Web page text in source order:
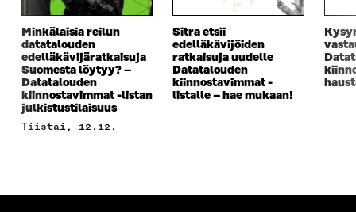
Minkälaisia reilun
datatalouden
edelläkävijäratkaisuja
Suomesta löytyy? –
Datatalouden
kiinnostavimmat -listan
julkistustilaisuus
tiistai, 12.12.
Sitra etsii
edelläkävijöiden
ratkaisuja uudelle
Datatalouden
kiinnostavimmat -
listalle – hae mukaan!